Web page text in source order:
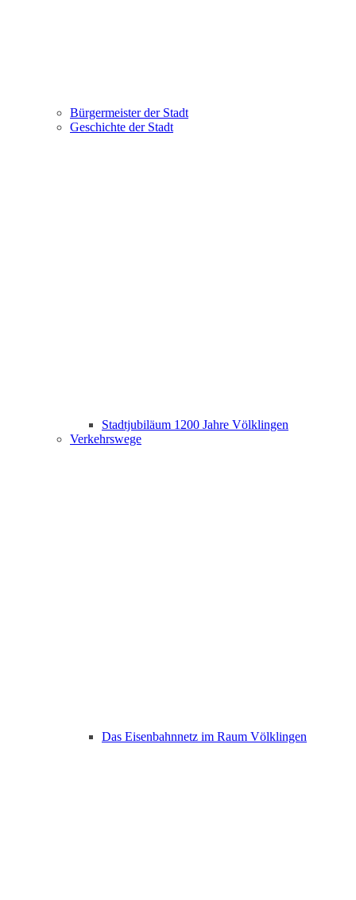
Bürgermeister der Stadt
Geschichte der Stadt
Stadtjubiläum 1200 Jahre Völklingen
Verkehrswege
Das Eisenbahnnetz im Raum Völklingen